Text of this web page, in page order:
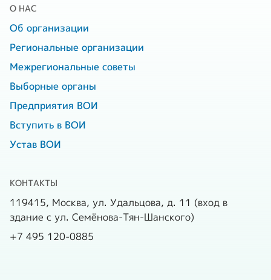
О НАС
Об организации
Региональные организации
Межрегиональные советы
Выборные органы
Предприятия ВОИ
Вступить в ВОИ
Устав ВОИ
КОНТАКТЫ
119415, Москва, ул. Удальцова, д. 11 (вход в
здание с ул. Семёнова-Тян-Шанского)
+7 495 120-0885